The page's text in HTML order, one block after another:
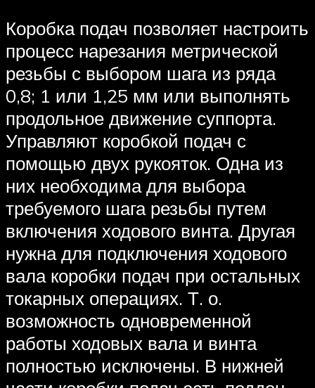
Коробка подач позволяет настроить
процесс нарезания метрической
резьбы с выбором шага из ряда
0,8; 1 или 1,25 мм или выполнять
продольное движение суппорта.
Управляют коробкой подач с
помощью двух рукояток. Одна из
них необходима для выбора
требуемого шага резьбы путем
включения ходового винта. Другая
нужна для подключения ходового
вала коробки подач при остальных
токарных операциях. Т. о.
возможность одновременной
работы ходовых вала и винта
полностью исключены. В нижней